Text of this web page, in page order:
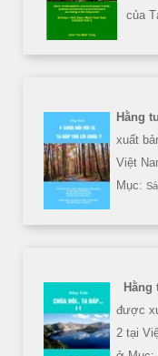
của
Hằng
xuất
Việt
Mục:
Hằng
được
2 tại